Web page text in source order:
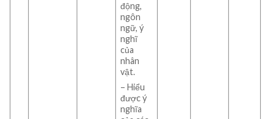
động,
ngôn
ngữ, ý
nghĩ
của
nhân
vật.
– Hiểu
được ý
nghĩa